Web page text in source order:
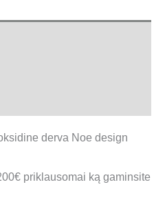
derva Noe design
priklausomai ką gaminsite